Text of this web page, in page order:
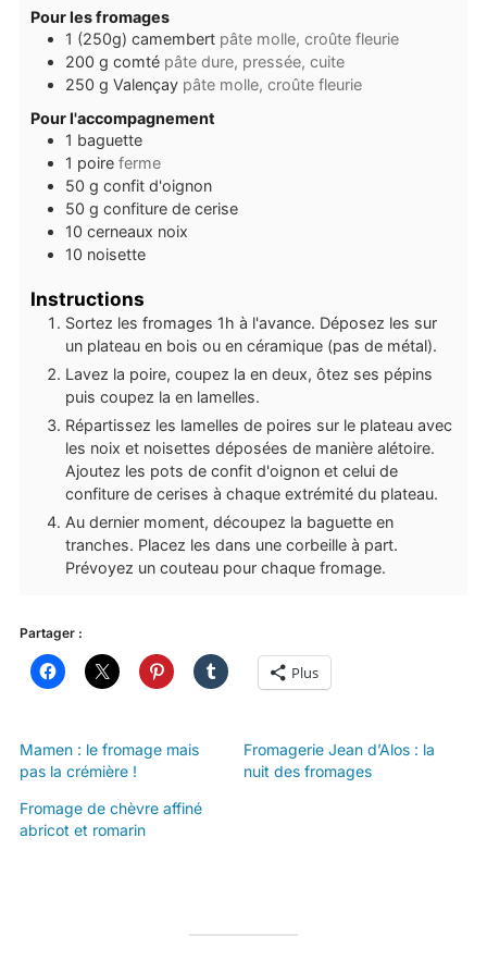
Pour les fromages
1 (250g) camembert pâte molle, croûte fleurie
200 g comté pâte dure, pressée, cuite
250 g Valençay pâte molle, croûte fleurie
Pour l'accompagnement
1 baguette
1 poire ferme
50 g confit d'oignon
50 g confiture de cerise
10 cerneaux noix
10 noisette
Instructions
Sortez les fromages 1h à l'avance. Déposez les sur
un plateau en bois ou en céramique (pas de métal).
Lavez la poire, coupez la en deux, ôtez ses pépins
puis coupez la en lamelles.
Répartissez les lamelles de poires sur le plateau avec
les noix et noisettes déposées de manière alétoire.
Ajoutez les pots de confit d'oignon et celui de
confiture de cerises à chaque extrémité du plateau.
Au dernier moment, découpez la baguette en
tranches. Placez les dans une corbeille à part.
Prévoyez un couteau pour chaque fromage.
Partager :
Plus
Mamen : le fromage mais
pas la crémière !
Fromagerie Jean d’Alos : la
nuit des fromages
Fromage de chèvre affiné
abricot et romarin